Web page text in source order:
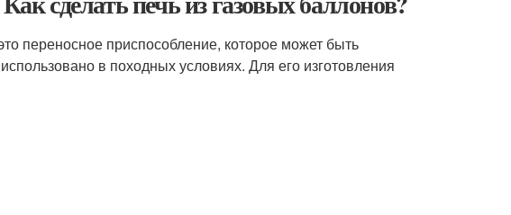
переносное приспособление, которое может быть
в походных условиях. Для его изготовления